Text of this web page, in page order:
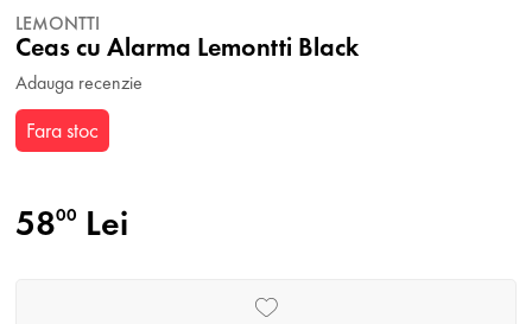
LEMONTTI
Ceas cu Alarma Lemontti Black
Adauga recenzie
Fara stoc
5800 Lei